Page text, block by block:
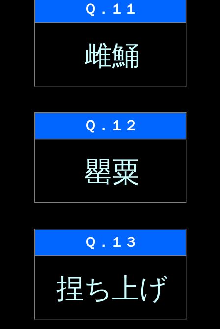
Ｑ．１１
雌鯒
Ｑ．１２
罌粟
Ｑ．１３
捏ち上げ